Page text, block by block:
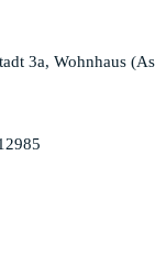
3a, Wohnhaus